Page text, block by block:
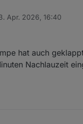
Apr. 2026, 16:40
hat auch
Nachlauzeit